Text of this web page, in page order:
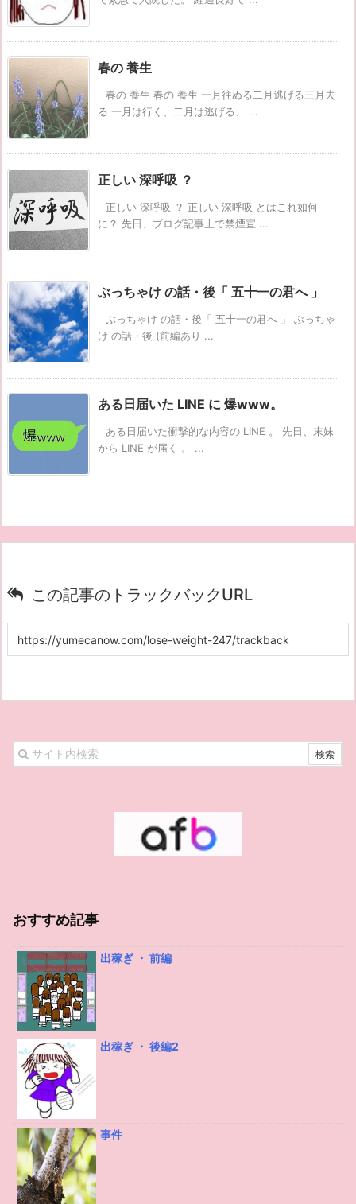
春の 養生
春の 養生 春の 養生 一月往ぬる二月逃げる三月去
る 一月は行く、二月は逃げる、 ...
正しい 深呼吸 ？
正しい 深呼吸 ？ 正しい 深呼吸 とはこれ如何
に？ 先日、ブログ記事上で禁煙宣 ...
ぶっちゃけ の話・後「 五十一の君へ 」
ぶっちゃけ の話・後「 五十一の君へ 」 ぶっちゃ
け の話・後 (前編あり ...
ある日届いた LINE に 爆www。
ある日届いた衝撃的な内容の LINE 。 先日、末妹
から LINE が届く 。 ...
この記事のトラックバックURL
おすすめ記事
出稼ぎ ・ 前編
出稼ぎ ・ 後編2
事件